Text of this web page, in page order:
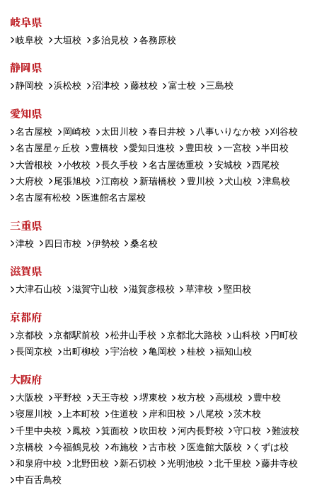
岐阜県
岐阜校 大垣校 多治見校 各務原校
静岡県
静岡校 浜松校 沼津校 藤枝校 富士校 三島校
愛知県
名古屋校 岡崎校 太田川校 春日井校 八事いりなか校
刈谷校
名古屋星ヶ丘校
豊橋校 愛知日進校 豊田校 一宮校
半田校
大曽根校
小牧校 長久手校 名古屋徳重校 安城校
西尾校
大府校
尾張旭校 江南校 新瑞橋校 豊川校 犬山校
津島校
名古屋有松校
医進館名古屋校
三重県
津校 四日市校 伊勢校 桑名校
滋賀県
大津石山校 滋賀守山校 滋賀彦根校 草津校 堅田校
京都府
京都校 京都駅前校 松井山手校 京都北大路校 山科校
円町校
長岡京校
出町柳校 宇治校 亀岡校 桂校 福知山校
大阪府
大阪校 平野校 天王寺校 堺東校 枚方校 高槻校
豊中校
寝屋川校
上本町校 住道校 岸和田校 八尾校
茨木校
千里中央校
鳳校 箕面校 吹田校 河内長野校 守口校
難波校
京橋校
今福鶴見校 布施校 古市校 医進館大阪校
くずは校
和泉府中校
北野田校 新石切校 光明池校 北千里校
藤井寺校
中百舌鳥校